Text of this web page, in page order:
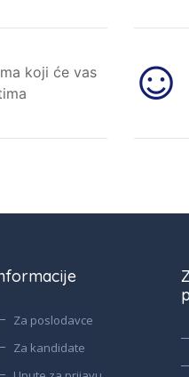
koji će vas
Za poslodavce
Za kandidate